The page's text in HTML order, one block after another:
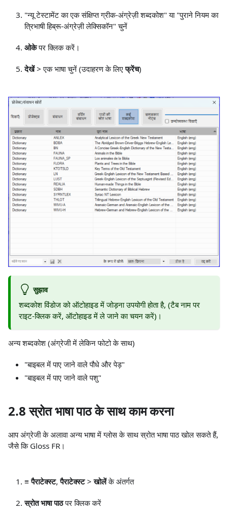
"न्यू टेस्टामेंट का एक संक्षिप्त ग्रीक-अंग्रेज़ी शब्दकोश" या "पुराने नियम का
त्रिभाषी हिब्रू-अंग्रेज़ी लेक्सिकॉन" चुनें
ओकेपर क्लिक करें।
देखें> एक भाषा चुनें (उदाहरण के लिएफ्रेंच)
सुझाव
शब्दकोश विंडोज को ऑटोहाइड में जोड़ना उपयोगी होता है, (टैब नाम पर
राइट-क्लिक करें, ऑटोहाइड में ले जाने का चयन करें)।
अन्य शब्दकोश (अंग्रेजी में लेकिन फोटो के साथ)
"बाइबल में पाए जाने वाले पौधे और पेड़"
"बाइबल में पाए जाने वाले पशु"
2.8 स्रोत भाषा पाठ के साथ काम करना
आप अंग्रेजी के अलावा अन्य भाषा में ग्लोस के साथ स्रोत भाषा पाठ खोल सकते हैं,
जैसे कि Gloss FR।
≡ पैराटेक्स्ट,पैराटेक्स्ट>खोलेंके अंतर्गत
स्रोत भाषा पाठपर क्लिक करें